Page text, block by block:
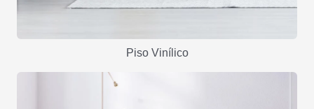
Piso Vinílico